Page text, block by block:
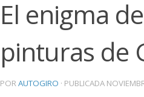
El enigma
pinturas de
PORAUTOGIRO · PUBLICADA